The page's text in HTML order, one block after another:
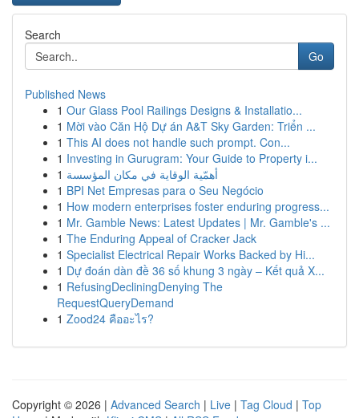
Search
Go
Published News
1 Our Glass Pool Railings Designs & Installatio...
1 Mời vào Căn Hộ Dự án A&T Sky Garden: Triển ...
1 This AI does not handle such prompt. Con...
1 Investing in Gurugram: Your Guide to Property i...
1 أهمّية الوقاية في مكان المؤسسة
1 BPI Net Empresas para o Seu Negócio
1 How modern enterprises foster enduring progress...
1 Mr. Gamble News: Latest Updates | Mr. Gamble's ...
1 The Enduring Appeal of Cracker Jack
1 Specialist Electrical Repair Works Backed by Hi...
1 Dự đoán dàn đề 36 số khung 3 ngày – Kết quả X...
1 RefusingDecliningDenying The
RequestQueryDemand
1 Zood24 คืออะไร?
Copyright © 2026 | Advanced Search | Live | Tag Cloud | Top